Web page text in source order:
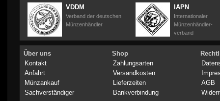
VDDM
Verband der deutschen
Münzenhändler
IAPN
Internationaler
Münzenhändler-
verband
Über uns
Kontakt
Anfahrt
Münzankauf
Sachverständiger
Shop
Zahlungsarten
Versandkosten
Lieferzeiten
Bankverbindung
AGB